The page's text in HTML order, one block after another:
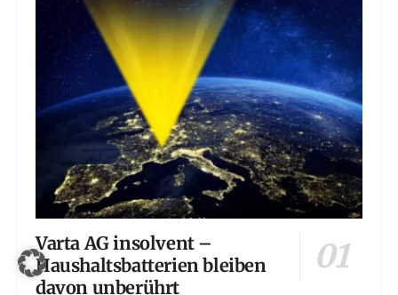
Varta AG insolvent –
Haushaltsbatterien bleiben
davon unberührt